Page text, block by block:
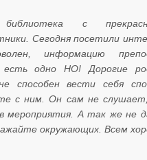
библиотека с
Сегодня посетили
информацию
одно НО! Дорогие
способен вести себя
с ним. Он сам не
мероприятия. А так же не
окружающих. Всем